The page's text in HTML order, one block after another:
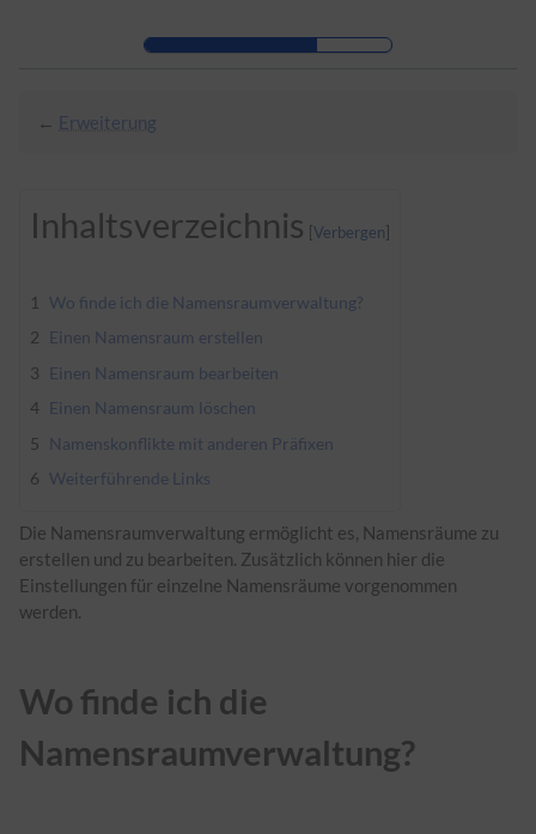
Zur Hauptnavigation
← Erweiterung
Inhaltsverzeichnis
1
Wo finde ich die Namensraumverwaltung?
2 Einen Namensraum erstellen
3 Einen Namensraum bearbeiten
4 Einen Namensraum löschen
5 Namenskonflikte mit anderen Präfixen
6 Weiterführende Links
Die Namensraumverwaltung ermöglicht es, Namensräume zu
erstellen und zu bearbeiten. Zusätzlich können hier die
Einstellungen für einzelne Namensräume vorgenommen
werden.
Wo finde ich die
Namensraumverwaltung?